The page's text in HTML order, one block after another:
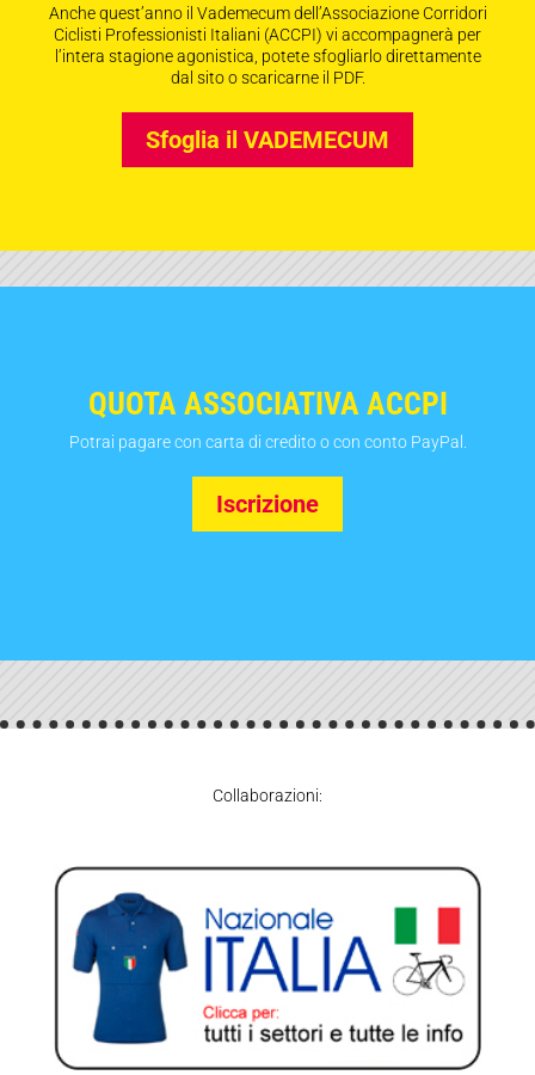
Anche quest’anno il Vademecum dell’Associazione Corridori
Ciclisti Professionisti Italiani (ACCPI) vi accompagnerà per
l’intera stagione agonistica, potete sfogliarlo direttamente
dal sito o scaricarne il PDF.
Sfoglia il VADEMECUM
QUOTA ASSOCIATIVA ACCPI
Potrai pagare con carta di credito o con conto PayPal.
Iscrizione
Collaborazioni: